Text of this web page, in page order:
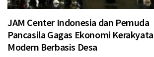
JAM Center Indonesia dan Pemuda
Pancasila Gagas Ekonomi
Modern Berbasis Desa